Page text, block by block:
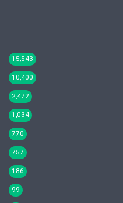
15,543
10,400
2,472
1,034
770
757
186
99